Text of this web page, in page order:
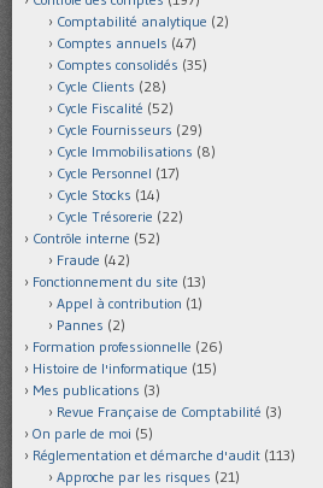
Comptabilité analytique (2)
Comptes annuels (47)
Comptes consolidés (35)
Cycle Clients (28)
Cycle Fiscalité (52)
Cycle Fournisseurs (29)
Cycle Immobilisations (8)
Cycle Personnel (17)
Cycle Stocks (14)
Cycle Trésorerie (22)
Contrôle interne (52)
Fraude (42)
Fonctionnement du site (13)
Appel à contribution (1)
Pannes (2)
Formation professionnelle (26)
Histoire de l'informatique (15)
Mes publications (3)
Revue Française de Comptabilité (3)
On parle de moi (5)
Réglementation et démarche d'audit (113)
Approche par les risques (21)